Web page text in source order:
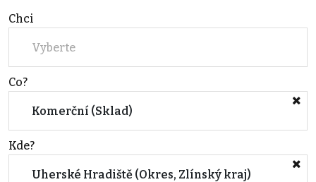
Chci
Vyberte
Co?
Komerční (Sklad)
Kde?
Uherské Hradiště (Okres, Zlínský kraj)